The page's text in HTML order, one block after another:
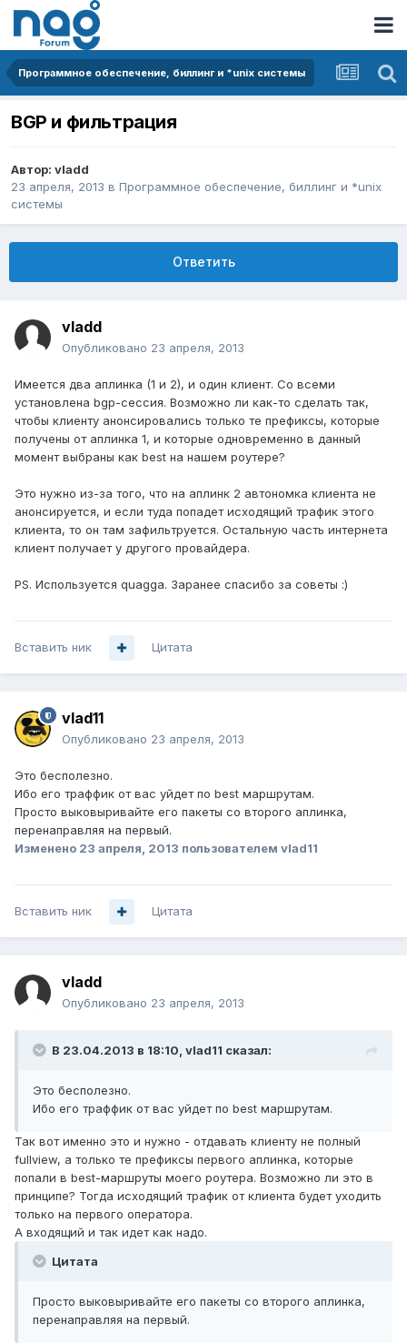
Программное обеспечение, биллинг и *unix системы
BGP и фильтрация
Автор: vladd
23 апреля, 2013 в Программное обеспечение, биллинг и *unix
системы
Ответить
vladd
Опубликовано 23 апреля, 2013
Имеется два аплинка (1 и 2), и один клиент. Со всеми
установлена bgp-сессия. Возможно ли как-то сделать так,
чтобы клиенту анонсировались только те префиксы, которые
получены от аплинка 1, и которые одновременно в данный
момент выбраны как best на нашем роутере?
Это нужно из-за того, что на аплинк 2 автономка клиента не
анонсируется, и если туда попадет исходящий трафик этого
клиента, то он там зафильтруется. Остальную часть интернета
клиент получает у другого провайдера.
PS. Используется quagga. Заранее спасибо за советы :)
Вставить ник Цитата
vlad11
Опубликовано 23 апреля, 2013
Это бесполезно.
Ибо его траффик от вас уйдет по best маршрутам.
Просто выковыривайте его пакеты со второго аплинка,
перенаправляя на первый.
Изменено 23 апреля, 2013 пользователем vlad11
Вставить ник Цитата
vladd
Опубликовано 23 апреля, 2013
В 23.04.2013 в 18:10, vlad11 сказал:
Это бесполезно.
Ибо его траффик от вас уйдет по best маршрутам.
Так вот именно это и нужно - отдавать клиенту не полный
fullview, а только те префиксы первого аплинка, которые
попали в best-маршруты моего роутера. Возможно ли это в
принципе? Тогда исходящий трафик от клиента будет уходить
только на первого оператора.
А входящий и так идет как надо.
Цитата
Просто выковыривайте его пакеты со второго аплинка,
перенаправляя на первый.